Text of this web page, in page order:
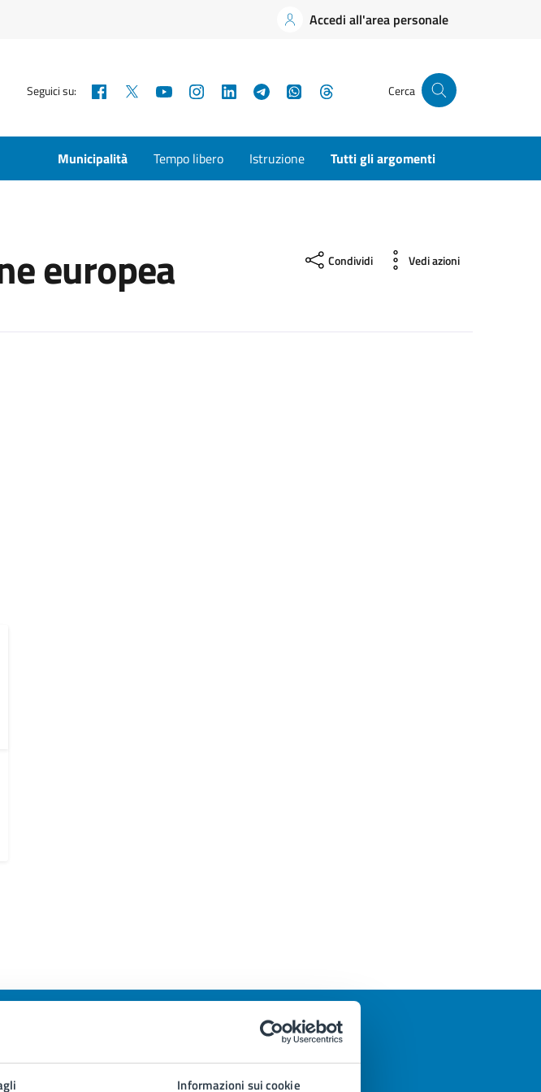
Informazioni sui cookie
Accedi all'area personale
Seguici su: Facebook YouTubeInstagramLinkedInTelegramWhatsApp Cerca
Municipalità Tempo libero Istruzione Tutti gli argomenti
europea Condividi Vedi azioni